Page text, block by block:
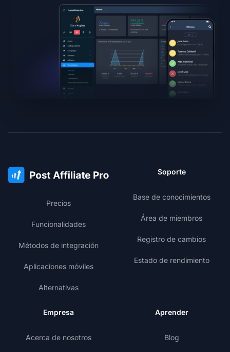
Precios
Funcionalidades
Métodos de integración
Aplicaciones móviles
Alternativas
Soporte
Base de conocimientos
Área de miembros
Registro de cambios
Estado de rendimiento
Empresa
Acerca de nosotros
Aprender
Blog